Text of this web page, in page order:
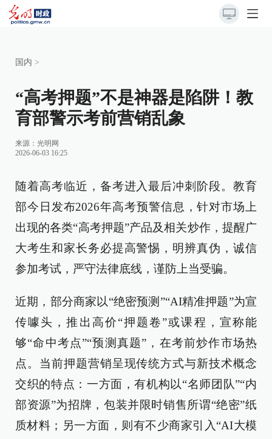
国内 >
“高考押题”不是神器是陷阱！教
育部警示考前营销乱象
来源： 光明网
2026-06-03 16:25
随着高考临近，备考进入最后冲刺阶段。教育
部今日发布2026年高考预警信息，针对市场上
出现的各类“高考押题”产品及相关炒作，提醒广
大考生和家长务必提高警惕，明辨真伪，诚信
参加考试，严守法律底线，谨防上当受骗。
近期，部分商家以“绝密预测”“AI精准押题”为宣
传噱头，推出高价“押题卷”或课程，宣称能
够“命中考点”“预测真题”，在考前炒作市场热
点。当前押题营销呈现传统方式与新技术概念
交织的特点：一方面，有机构以“名师团队”“内
部资源”为招牌，包装并限时销售所谓“绝密”纸
质材料；另一方面，则有不少商家引入“AI大模